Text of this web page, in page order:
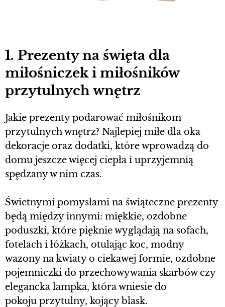
1. Prezenty na święta dla
miłośniczek i miłośników
przytulnych wnętrz
Jakie prezenty podarować miłośnikom
przytulnych wnętrz? Najlepiej miłe dla oka
dekoracje oraz dodatki, które wprowadzą do
domu jeszcze więcej ciepła i uprzyjemnią
spędzany w nim czas.
Świetnymi pomysłami na świąteczne prezenty
będą między innymi: miękkie, ozdobne
poduszki, które pięknie wyglądają na sofach,
fotelach i łóżkach, otulając koc, modny
wazony na kwiaty o ciekawej formie, ozdobne
pojemniczki do przechowywania skarbów czy
elegancka lampka, która wniesie do
pokoju przytulny, kojący blask.